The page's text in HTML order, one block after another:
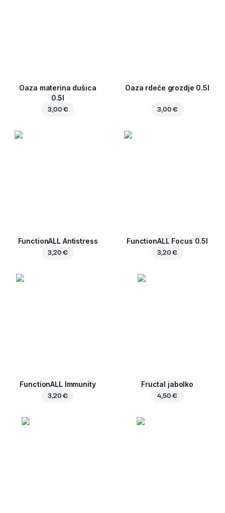
Oaza materina dušica
0.5l
3,00 €
Oaza rdeče grozdje 0.5l
3,00 €
FunctionALL Antistress
3,20 €
FunctionALL Focus 0.5l
3,20 €
FunctionALL Immunity
3,20 €
Fructal jabolko
4,50 €